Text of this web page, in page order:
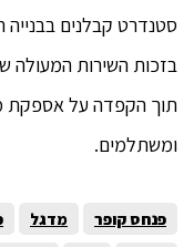
סטנדרט קבלנים
בזכות השירות המעולה
תוך הקפדה על אספקת
ומשתלמים.
פנחס קופר מדגל